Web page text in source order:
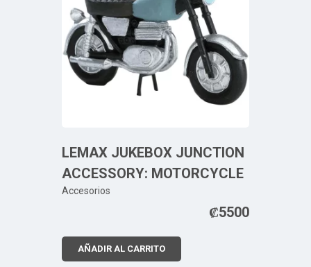
LEMAX JUKEBOX JUNCTION
ACCESSORY: MOTORCYCLE
Accesorios
₡5500
AÑADIR AL CARRITO